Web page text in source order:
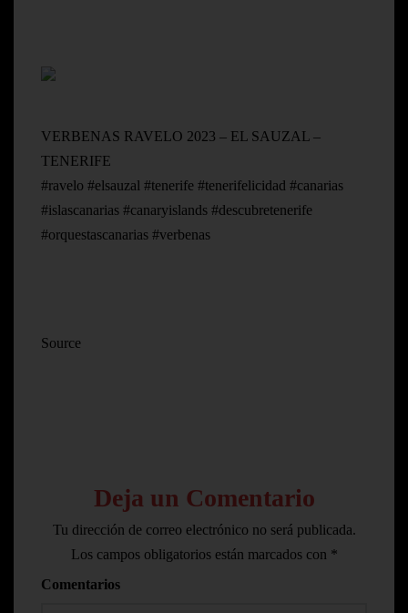
VERBENAS RAVELO 2023 – EL SAUZAL –
TENERIFE
#ravelo #elsauzal #tenerife #tenerifelicidad #canarias
#islascanarias #canaryislands #descubretenerife
#orquestascanarias #verbenas
Source
Deja un Comentario
Tu dirección de correo electrónico no será publicada.
Los campos obligatorios están marcados con *
Comentarios